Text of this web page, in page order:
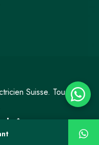
Suisse. Tous droits
confidentialité